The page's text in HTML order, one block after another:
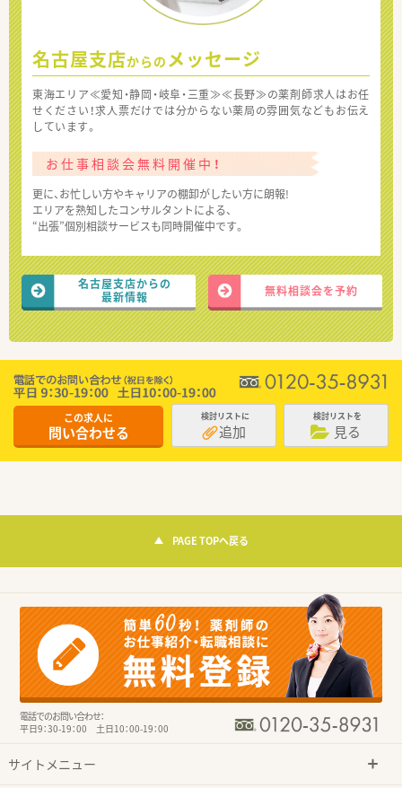
名古屋支店からの メッセージ
東海エリア≪愛知・静岡・岐阜・三重≫≪長野≫の薬剤師求人はお任
せください！求人票だけでは分からない薬局の雰囲気などもお伝え
しています。
お仕事相談会無料開催中！
更に、お忙しい方やキャリアの棚卸がしたい方に朗報!
エリアを熟知したコンサルタントによる、
“出張”個別相談サービスも同時開催中です。
名古屋支店からの
最新情報
無料相談会を予約
この求人に
問い合わせる
検討リストに
追加
検討リストを
見る
PAGE TOPへ戻る
電話でのお問い合わせ：
平日9：30-19：00 土日10：00-19：00
サイトメニュー